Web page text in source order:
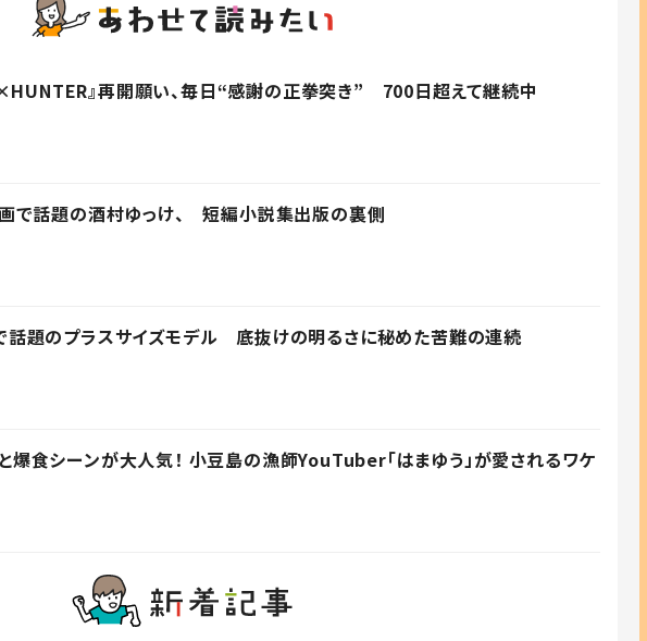
』再開願い、毎日“感謝の正拳突き” 700日超えて継続中
画で話題の酒村ゆっけ、 短編小説集出版の裏側
話題のプラスサイズモデル 底抜けの明るさに秘めた苦難の連続
爆食シーンが大人気！ 小豆島の漁師YouTuber「はまゆう」が愛されるワケ